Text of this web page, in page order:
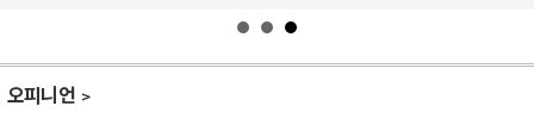
오피니언